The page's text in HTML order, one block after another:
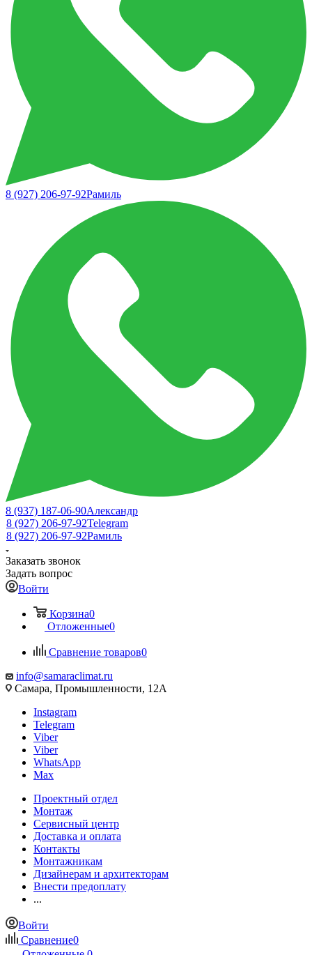
8 (927) 206-97-92Рамиль
8 (937) 187-06-90Александр
8 (927) 206-97-92Telegram
8 (927) 206-97-92Рамиль
Заказать звонок
Задать вопрос
Войти
Корзина0
Отложенные0
Сравнение товаров0
info@samaraclimat.ru
Самара, Промышленности, 12А
Instagram
Telegram
Viber
Viber
WhatsApp
Max
Проектный отдел
Монтаж
Сервисный центр
Доставка и оплата
Контакты
Монтажникам
Дизайнерам и архитекторам
Внести предоплату
...
Войти
Сравнение0